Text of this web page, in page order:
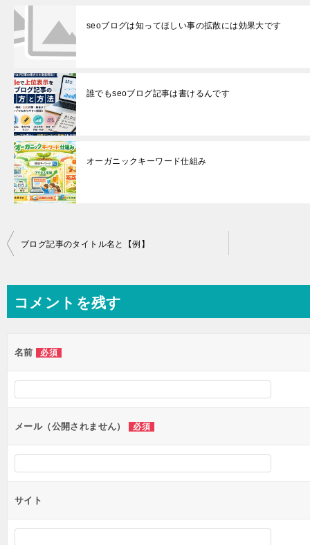
seoブログは知ってほしい事の拡散には効果大です
誰でもseoブログ記事は書けるんです
オーガニックキーワード仕組み
投
ナ
ビ
ー
ョ
ン
ブログ記事のタイトル名と【例】
コメントを残す
名前 必須
メール（公開されません） 必須
サイト